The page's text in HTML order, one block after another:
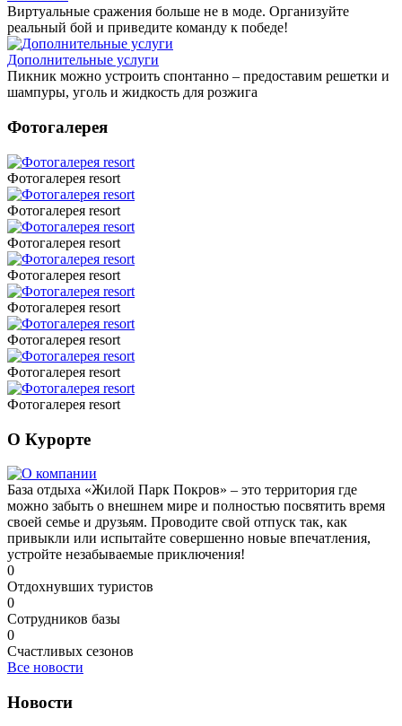
Виртуальные сражения больше не в моде. Организуйте
реальный бой и приведите команду к победе!
Дополнительные услуги
Пикник можно устроить спонтанно – предоставим решетки и
шампуры, уголь и жидкость для розжига
Фотогалерея
Фотогалерея resort
Фотогалерея resort
Фотогалерея resort
Фотогалерея resort
Фотогалерея resort
Фотогалерея resort
Фотогалерея resort
Фотогалерея resort
О Курорте
База отдыха «Жилой Парк Покров» – это территория где
можно забыть о внешнем мире и полностью посвятить время
своей семье и друзьям. Проводите свой отпуск так, как
привыкли или испытайте совершенно новые впечатления,
устройте незабываемые приключения!
0
Отдохнувших туристов
0
Сотрудников базы
0
Счастливых сезонов
Все новости
Новости